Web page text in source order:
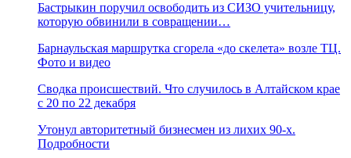
Бастрыкин поручил освободить из СИЗО учительницу,
которую обвинили в совращении…
Барнаульская маршрутка сгорела «до скелета» возле ТЦ.
Фото и видео
Сводка происшествий. Что случилось в Алтайском крае
с 20 по 22 декабря
Утонул авторитетный бизнесмен из лихих 90-х.
Подробности